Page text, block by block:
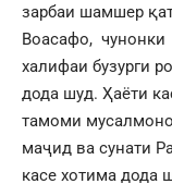
зарбаи шамшер
Воасафо, чунонки
халифаи бузурги
дода шуд. Ҳаёти
тамоми
маҷид ва сунати
касе хотима дода